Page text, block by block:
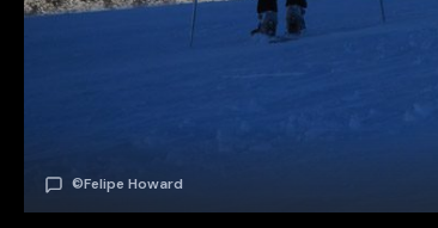
©Felipe Howard